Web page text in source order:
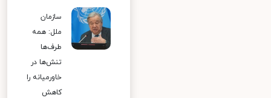
سازمان
ملل: همه
طرف‌ها
تنش‌ها در
خاورمیانه را
کاهش